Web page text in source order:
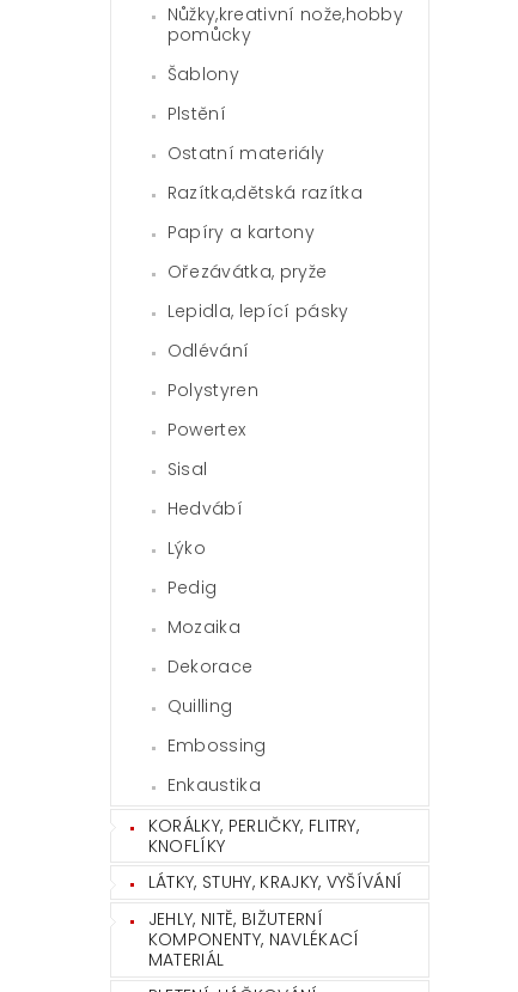
Nůžky,kreativní nože,hobby
pomůcky
Šablony
Plstění
Ostatní materiály
Razítka,dětská razítka
Papíry a kartony
Ořezávátka, pryže
Lepidla, lepící pásky
Odlévání
Polystyren
Powertex
Sisal
Hedvábí
Lýko
Pedig
Mozaika
Dekorace
Quilling
Embossing
Enkaustika
KORÁLKY, PERLIČKY, FLITRY,
KNOFLÍKY
LÁTKY, STUHY, KRAJKY, VYŠÍVÁNÍ
JEHLY, NITĚ, BIŽUTERNÍ
KOMPONENTY, NAVLÉKACÍ
MATERIÁL